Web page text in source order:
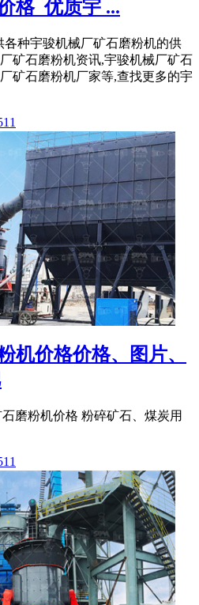
格_优质宇 ...
各种宇骏机械厂矿石磨粉机的供
矿石磨粉机资讯,宇骏机械厂矿石
矿石磨粉机厂家等,查找更多的宇
机价格价格、图片、
磨粉机价格 粉碎矿石、煤炭用